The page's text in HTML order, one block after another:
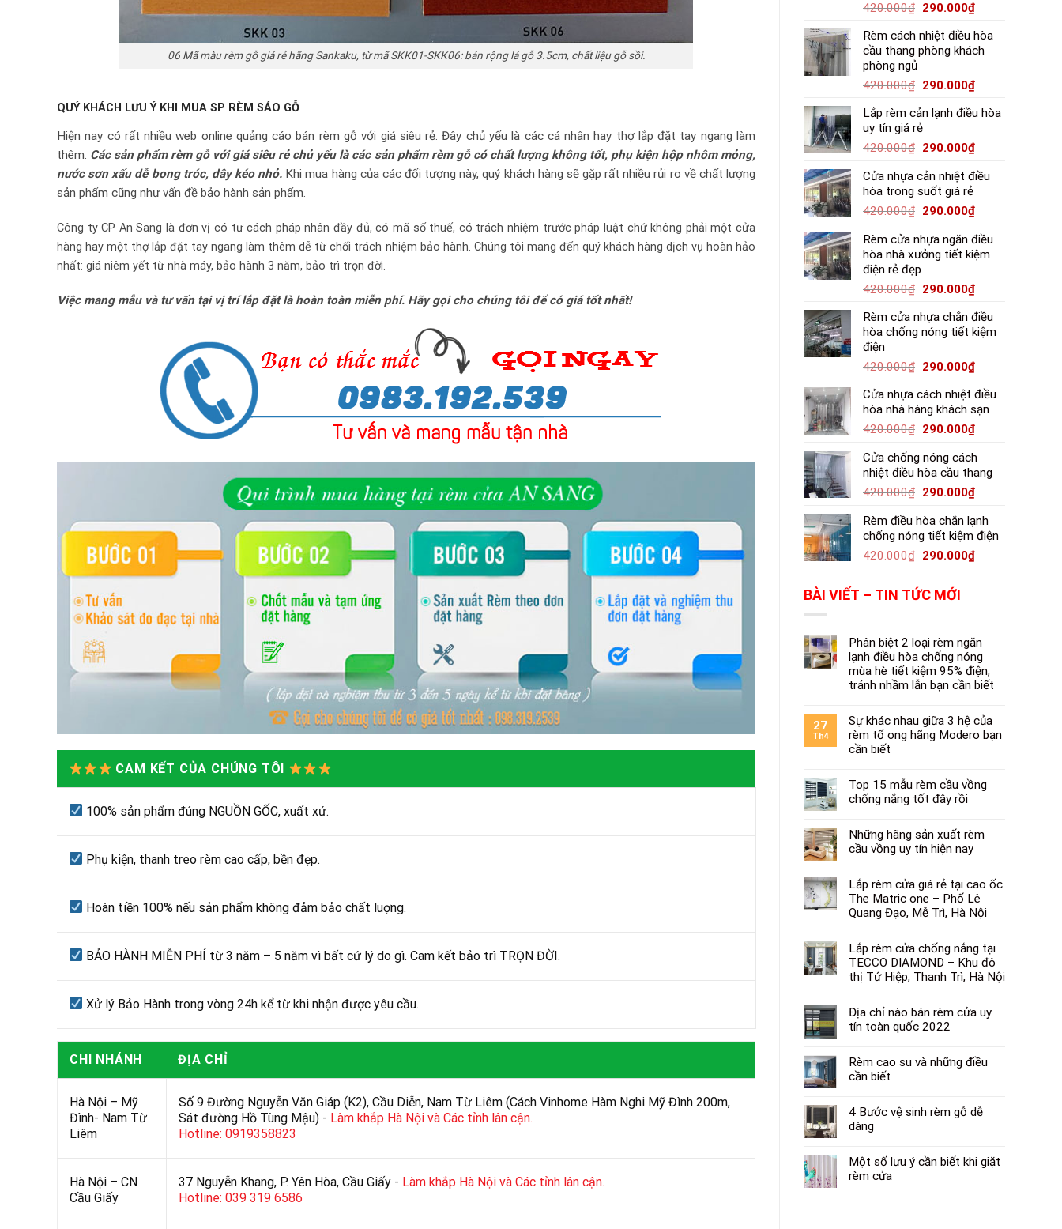
420.000₫ 290.000₫
Rèm cách nhiệt điều hòa
cầu thang phòng khách
phòng ngủ
420.000₫ 290.000₫
Lắp rèm cản lạnh điều hòa
uy tín giá rẻ
420.000₫ 290.000₫
Cửa nhựa cản nhiệt điều
hòa trong suốt giá rẻ
420.000₫ 290.000₫
Rèm cửa nhựa ngăn điều
hòa nhà xưởng tiết kiệm
điện rẻ đẹp
420.000₫ 290.000₫
Rèm cửa nhựa chắn điều
hòa chống nóng tiết kiệm
điện
420.000₫ 290.000₫
Cửa nhựa cách nhiệt điều
hòa nhà hàng khách sạn
420.000₫ 290.000₫
Cửa chống nóng cách
nhiệt điều hòa cầu thang
420.000₫ 290.000₫
Rèm điều hòa chắn lạnh
chống nóng tiết kiệm điện
420.000₫ 290.000₫
BÀI VIẾT – TIN TỨC MỚI
Phân biệt 2 loại rèm ngăn
lạnh điều hòa chống nóng
mùa hè tiết kiệm 95% điện,
tránh nhầm lẫn bạn cần biết
27
Th4
Sự khác nhau giữa 3 hệ của
rèm tổ ong hãng Modero bạn
cần biết
Top 15 mẫu rèm cầu vồng
chống nắng tốt đây rồi
Những hãng sản xuất rèm
cầu vồng uy tín hiện nay
Lắp rèm cửa giá rẻ tại cao ốc
The Matric one – Phố Lê
Quang Đạo, Mễ Trì, Hà Nội
Lắp rèm cửa chống nắng tại
TECCO DIAMOND – Khu đô
thị Tứ Hiệp, Thanh Trì, Hà Nội
Địa chỉ nào bán rèm cửa uy
tín toàn quốc 2022
Rèm cao su và những điều
cần biết
4 Bước vệ sinh rèm gỗ dễ
dàng
Một số lưu ý cần biết khi giặt
rèm cửa
06 Mã màu rèm gỗ giá rẻ hãng Sankaku, từ mã SKK01-SKK06: bản rộng lá gỗ 3.5cm, chất liệu gỗ sồi.
QUÝ KHÁCH LƯU Ý KHI MUA SP RÈM SÁO GỖ
Hiện nay có rất nhiều web online quảng cáo bán rèm gỗ với giá siêu rẻ. Đây chủ yếu là các cá nhân hay thợ lắp đặt tay ngang làm
thêm. Các sản phẩm rèm gỗ với giá siêu rẻ chủ yếu là các sản phẩm rèm gỗ có chất lượng không tốt, phụ kiện hộp nhôm mỏng,
nước sơn xấu dễ bong tróc, dây kéo nhỏ. Khi mua hàng của các đối tượng này, quý khách hàng sẽ gặp rất nhiều rủi ro về chất lượng
sản phẩm cũng như vấn đề bảo hành sản phẩm.
Công ty CP An Sang là đơn vị có tư cách pháp nhân đầy đủ, có mã số thuế, có trách nhiệm trước pháp luật chứ không phải một cửa
hàng hay một thợ lắp đặt tay ngang làm thêm dễ từ chối trách nhiệm bảo hành. Chúng tôi mang đến quý khách hàng dịch vụ hoàn hảo
nhất: giá niêm yết từ nhà máy, bảo hành 3 năm, bảo trì trọn đời.
Việc mang mẫu và tư vấn tại vị trí lắp đặt là hoàn toàn miễn phí. Hãy gọi cho chúng tôi để có giá tốt nhất!
CAM KẾT CỦA CHÚNG TÔI
100% sản phẩm đúng NGUỒN GỐC, xuất xứ.
Phụ kiện, thanh treo rèm cao cấp, bền đẹp.
Hoàn tiền 100% nếu sản phẩm không đảm bảo chất luợng.
BẢO HÀNH MIỄN PHÍ từ 3 năm – 5 năm vì bất cứ lý do gì. Cam kết bảo trì TRỌN ĐỜI.
Xử lý Bảo Hành trong vòng 24h kể từ khi nhận được yêu cầu.
CHI NHÁNH ĐỊA CHỈ
Hà Nội – Mỹ
Đình- Nam Từ
Liêm
Số 9 Đường Nguyễn Văn Giáp (K2), Cầu Diễn, Nam Từ Liêm (Cách Vinhome Hàm Nghi Mỹ Đình 200m,
Sát đường Hồ Tùng Mậu) - Làm khắp Hà Nội và Các tỉnh lân cận.
Hotline: 0919358823
Hà Nội – CN
Cầu Giấy
37 Nguyễn Khang, P. Yên Hòa, Cầu Giấy - Làm khắp Hà Nội và Các tỉnh lân cận.
Hotline: 039 319 6586